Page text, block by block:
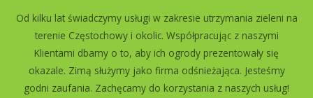
Od kilku lat świadczymy usługi w zakresie utrzymania zieleni na
terenie Częstochowy i okolic. Współpracując z naszymi
Klientami dbamy o to, aby ich ogrody prezentowały się
okazale. Zimą służymy jako firma odśnieżająca. Jesteśmy
godni zaufania. Zachęcamy do korzystania z naszych usług!